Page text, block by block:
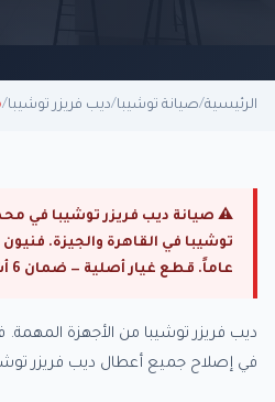
الرئيسية/صيانة توشيبا/ديب فريزر توشيبا/
⚠ صيانة ديب فريزر توشيبا في
عاماً. قطع غيار أصلية — ضمان 6 أشهر.
ديب فريزر توشيبا من الأجهزة
في إصلاح جميع أعطال ديب فريزر